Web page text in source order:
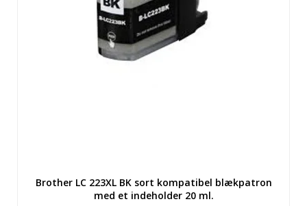
Brother LC 223XL BK sort kompatibel blækpatron
med et indeholder 20 ml.